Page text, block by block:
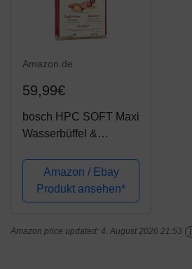
Amazon.de
59,99€
bosch HPC SOFT Maxi
Wasserbüffel &
halbfeuchtes
Hundefutter für
ausgewachsene
Single-Protein | Grain-
Amazon / Ebay
Produkt ansehen*
Amazon price updated: 4. August 2026 21:53